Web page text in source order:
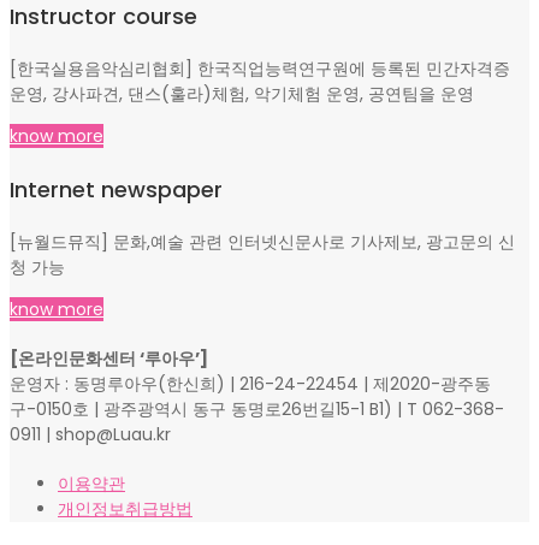
Instructor course
[한국실용음악심리협회] 한국직업능력연구원에 등록된 민간자격증
운영, 강사파견, 댄스(훌라)체험, 악기체험 운영, 공연팀을 운영
know more
Internet newspaper
[뉴월드뮤직] 문화,예술 관련 인터넷신문사로 기사제보, 광고문의 신
청 가능
know more
[온라인문화센터 ‘루아우’]
운영자 : 동명루아우(한신희) | 216-24-22454 | 제2020-광주동
구-0150호 | 광주광역시 동구 동명로26번길15-1 B1) | T 062-368-
0911 | shop@Luau.kr
이용약관
개인정보취급방법